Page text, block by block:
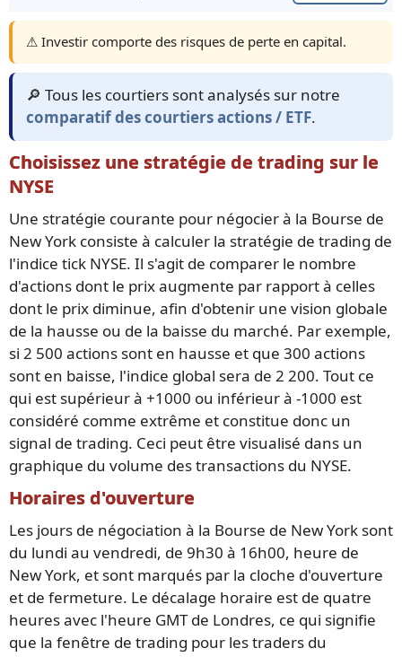
⚠️ Investir comporte des risques de perte en capital.
🔎 Tous les courtiers sont analysés sur notre
comparatif des courtiers actions / ETF.
Choisissez une stratégie de trading sur le
NYSE
Une stratégie courante pour négocier à la Bourse de
New York consiste à calculer la stratégie de trading de
l'indice tick NYSE. Il s'agit de comparer le nombre
d'actions dont le prix augmente par rapport à celles
dont le prix diminue, afin d'obtenir une vision globale
de la hausse ou de la baisse du marché. Par exemple,
si 2 500 actions sont en hausse et que 300 actions
sont en baisse, l'indice global sera de 2 200. Tout ce
qui est supérieur à +1000 ou inférieur à -1000 est
considéré comme extrême et constitue donc un
signal de trading. Ceci peut être visualisé dans un
graphique du volume des transactions du NYSE.
Horaires d'ouverture
Les jours de négociation à la Bourse de New York sont
du lundi au vendredi, de 9h30 à 16h00, heure de
New York, et sont marqués par la cloche d'ouverture
et de fermeture. Le décalage horaire est de quatre
heures avec l'heure GMT de Londres, ce qui signifie
que la fenêtre de trading pour les traders du